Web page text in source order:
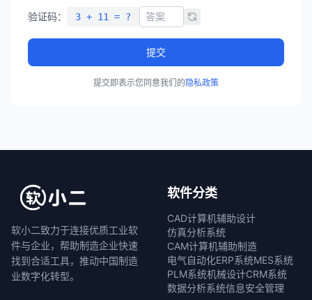
验证码： 3 + 11 = ?
提交
提交即表示您同意我们的隐私政策
软小二致力于连接优质工业软
件与企业，帮助制造企业快速
找到合适工具，推动中国制造
业数字化转型。
软件分类
CAD计算机辅助设计
仿真分析系统
CAM计算机辅助制造
电气自动化ERP系统MES系统
PLM系统机械设计CRM系统
数据分析系统信息安全管理